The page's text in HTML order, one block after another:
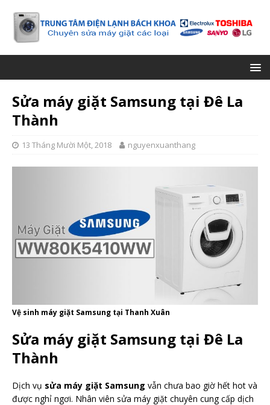
Sửa máy giặt Samsung tại Đê La
Thành
13 Tháng Mười Một, 2018 nguyenxuanthang
Vệ sinh máy giặt Samsung tại Thanh Xuân
Sửa máy giặt Samsung tại Đê La
Thành
Dịch vụ sửa máy giặt Samsung vẫn chưa bao giờ hết hot và
được nghỉ ngơi. Nhân viên sửa máy giặt chuyên cung cấp dịch